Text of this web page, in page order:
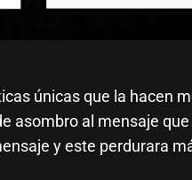
únicas que la hacen
asombro al mensaje
y este perdurara